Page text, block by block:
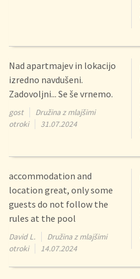
Nad apartmajev in lokacijo
izredno navdušeni.
Zadovoljni... Se še vrnemo.
gost
Družina z mlajšimi
otroki
31.07.2024
accommodation and
location great, only some
guests do not follow the
rules at the pool
David L.
Družina z mlajšimi
otroki
14.07.2024